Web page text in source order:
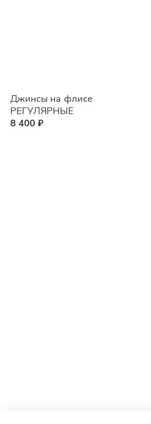
Джинсы на флисе
РЕГУЛЯРНЫЕ
8 400 ₽